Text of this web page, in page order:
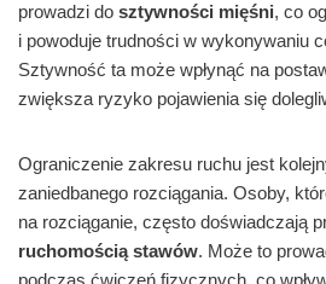
prowadzi do sztywności mięśni, co
i powoduje trudności w wykonywaniu
Sztywność ta może wpłynąć na
zwiększa ryzyko pojawienia się
Ograniczenie zakresu ruchu jest
zaniedbanego rozciągania. Osoby,
na rozciąganie, często doświadczają
ruchomością stawów. Może to
podczas ćwiczeń fizycznych, co